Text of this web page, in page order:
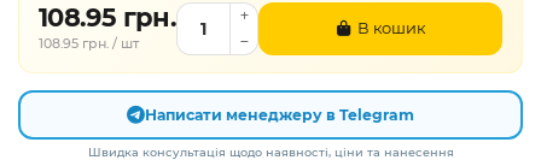
108.95 грн.
108.95 грн. / шт
В кошик
Написати менеджеру в Telegram
Швидка консультація щодо наявності, ціни та нанесення